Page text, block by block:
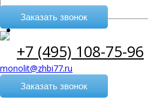
Заказать звонок
+7 (495) 108-75-96
monolit@zhbi77.ru
Заказать звонок